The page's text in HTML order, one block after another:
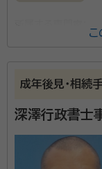
円満な相続対策
相続問題もシン
に考えていきま
成年後見・相続
深澤行政書士